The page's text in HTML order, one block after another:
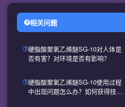
相关问题
硬脂酸聚氧乙烯醚SG-10对人体是
否有害？对环境是否有影响？
硬脂酸聚氧乙烯醚SG-10使用过程
中出现问题怎么办？如何获得技术